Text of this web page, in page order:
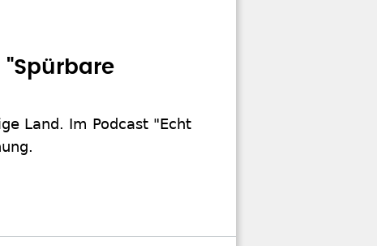
"Spürbare
Land. Im Podcast "Echt